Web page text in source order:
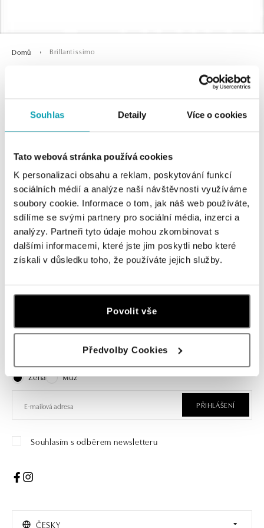
Souhlas Detaily Více o cookies
Tato webová stránka používá cookies
K personalizaci obsahu a reklam, poskytování funkcí
sociálních médií a analýze naší návštěvnosti využíváme
soubory cookie. Informace o tom, jak náš web používáte,
sdílíme se svými partnery pro sociální média, inzerci a
analýzy. Partneři tyto údaje mohou zkombinovat s
dalšími informacemi, které jste jim poskytli nebo které
získali v důsledku toho, že používáte jejich služby.
Povolit vše
Předvolby Cookies
Domů Brillantissimo
0 z 0 produktů
V katalogu nejsou žádné produkty.
Přihlaste se k odběru newsletteru
Objevte nejnovější kolekce, novinky a exkluzivní produkty.
Žena
Muž
PŘIHLÁŠENÍ
Souhlasím s odběrem newsletteru
ČESKY